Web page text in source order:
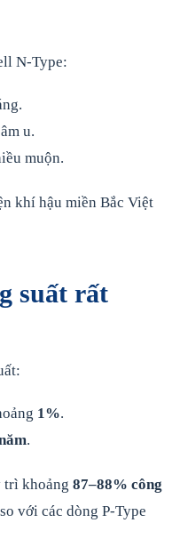
N-Type:
u.
muộn.
khí hậu miền Bắc Việt
suất rất
1%.
.
trì khoảng 87–88% công
với các dòng P-Type